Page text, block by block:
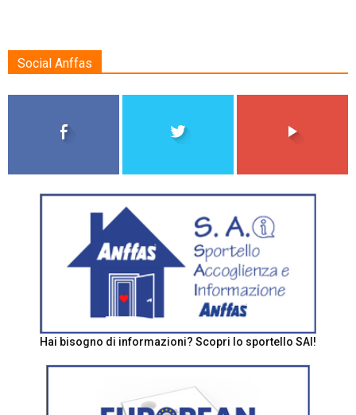
Social Anffas
Hai bisogno di informazioni? Scopri lo sportello SAI!